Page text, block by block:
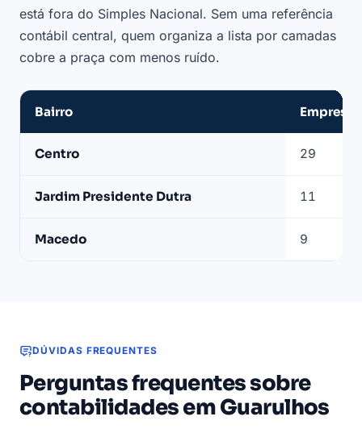
está fora do Simples Nacional. Sem uma referência
contábil central, quem organiza a lista por camadas
cobre a praça com menos ruído.
com
contabilidades
em
Bairro
Centro 29
Jardim Presidente Dutra 11
Macedo 9
DÚVIDAS FREQUENTES
Perguntas frequentes sobre
contabilidades em Guarulhos